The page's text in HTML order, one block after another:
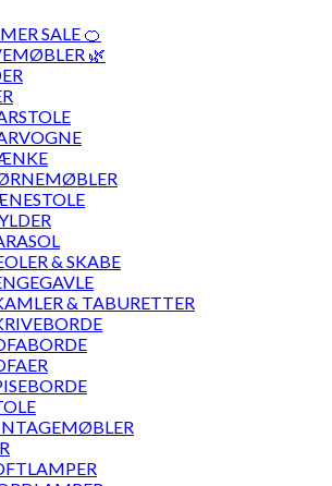
SALE 🍊
🌿
& SKABE
& TABURETTER